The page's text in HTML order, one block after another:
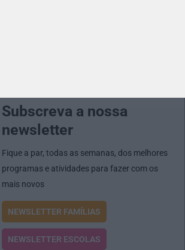
Subscreva a nossa
newsletter
Fique a par, todas as semanas, dos melhores
programas e atividades para fazer com os
mais novos
NEWSLETTER FAMÍLIAS
NEWSLETTER ESCOLAS